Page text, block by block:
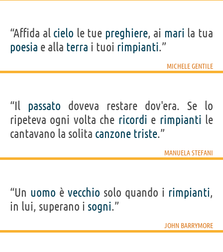
“Affida al cielo le tue preghiere, ai mari la tua
poesia e alla terra i tuoi rimpianti.”
MICHELE GENTILE
“Il passato doveva restare dov'era. Se lo
ripeteva ogni volta che ricordi e rimpianti le
cantavano la solita canzone triste.”
MANUELA STEFANI
“Un uomo è vecchio solo quando i rimpianti,
in lui, superano i sogni.”
JOHN BARRYMORE